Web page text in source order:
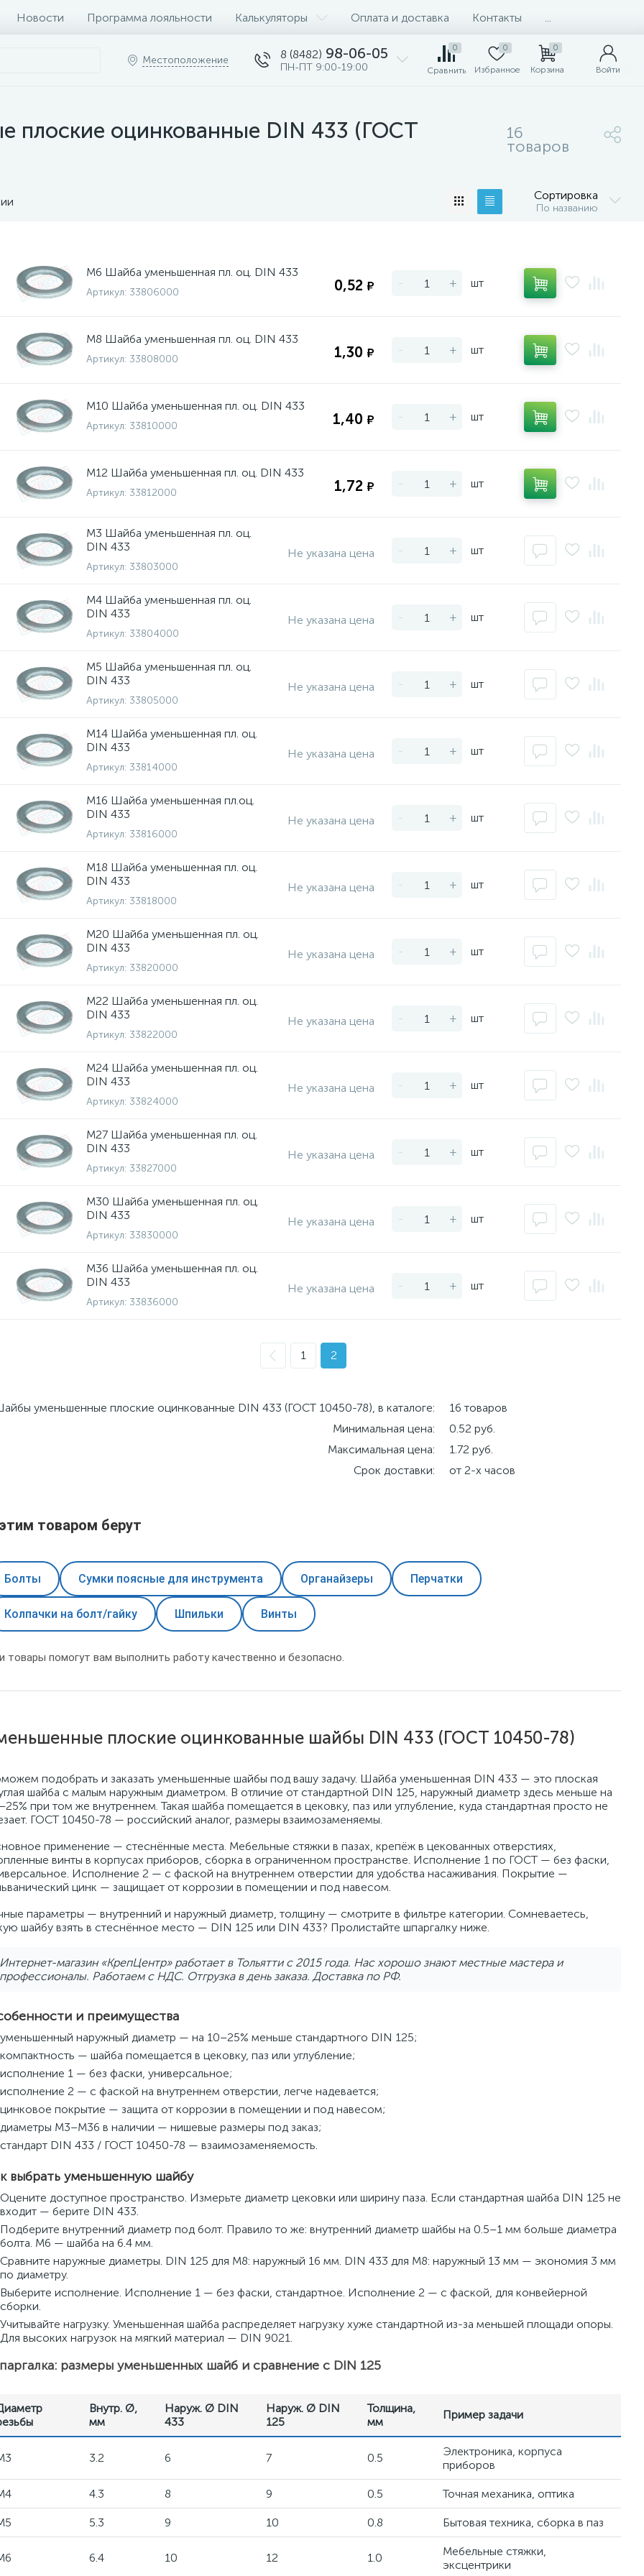
Новости Программа лояльности Калькуляторы Оплата и доставка Контакты
Местоположение 8 (8482) 98-06-05
ПН-ПТ 9:00-19:00
0
Сравнить
0
Избранное
0
Корзина Войти
плоские оцинкованные DIN 433 (ГОСТ 16
товаров
Сортировка
По названию
М6 Шайба уменьшенная пл. оц. DIN 433
Артикул: 33806000 0,52 ₽ - + шт
М8 Шайба уменьшенная пл. оц. DIN 433
Артикул: 33808000 1,30 ₽ - + шт
М10 Шайба уменьшенная пл. оц. DIN 433
Артикул: 33810000 1,40 ₽ - + шт
М12 Шайба уменьшенная пл. оц. DIN 433
Артикул: 33812000 1,72 ₽ - + шт
М3 Шайба уменьшенная пл. оц.
DIN 433
Артикул: 33803000
Не указана цена - + шт
М4 Шайба уменьшенная пл. оц.
DIN 433
Артикул: 33804000
Не указана цена - + шт
М5 Шайба уменьшенная пл. оц.
DIN 433
Артикул: 33805000
Не указана цена - + шт
М14 Шайба уменьшенная пл. оц.
DIN 433
Артикул: 33814000
Не указана цена - + шт
М16 Шайба уменьшенная пл.оц.
DIN 433
Артикул: 33816000
Не указана цена - + шт
М18 Шайба уменьшенная пл. оц.
DIN 433
Артикул: 33818000
Не указана цена - + шт
М20 Шайба уменьшенная пл. оц.
DIN 433
Артикул: 33820000
Не указана цена - + шт
М22 Шайба уменьшенная пл. оц.
DIN 433
Артикул: 33822000
Не указана цена - + шт
М24 Шайба уменьшенная пл. оц.
DIN 433
Артикул: 33824000
Не указана цена - + шт
М27 Шайба уменьшенная пл. оц.
DIN 433
Артикул: 33827000
Не указана цена - + шт
М30 Шайба уменьшенная пл. оц.
DIN 433
Артикул: 33830000
Не указана цена - + шт
М36 Шайба уменьшенная пл. оц.
DIN 433
Артикул: 33836000
Не указана цена - + шт
1 2
уменьшенные плоские оцинкованные DIN 433 (ГОСТ 10450-78), в каталоге:
16 товаров
Минимальная цена:
0.52 руб.
Максимальная цена:
1.72 руб.
Срок доставки:
от 2-х часов
товаром берут
Болты Сумки поясные для инструмента Органайзеры Перчатки
Колпачки на болт/гайку Шпильки Винты
товары помогут вам выполнить работу качественно и безопасно.
плоские оцинкованные шайбы DIN 433 (ГОСТ 10450-78)
подобрать и заказать уменьшенные шайбы под вашу задачу. Шайба уменьшенная DIN 433 — это плоская
шайба с малым наружным диаметром. В отличие от стандартной DIN 125, наружный диаметр здесь меньше на
при том же внутреннем. Такая шайба помещается в цековку, паз или углубление, куда стандартная просто не
ГОСТ 10450-78 — российский аналог, размеры взаимозаменяемы.
применение — стеснённые места. Мебельные стяжки в пазах, крепёж в цекованных отверстиях,
винты в корпусах приборов, сборка в ограниченном пространстве. Исполнение 1 по ГОСТ — без фаски,
Исполнение 2 — с фаской на внутреннем отверстии для удобства насаживания. Покрытие —
цинк — защищает от коррозии в помещении и под навесом.
параметры — внутренний и наружный диаметр, толщину — смотрите в фильтре категории. Сомневаетесь,
шайбу взять в стеснённое место — DIN 125 или DIN 433? Пролистайте шпаргалку ниже.
Интернет-магазин «КрепЦентр» работает в Тольятти с 2015 года. Нас хорошо знают местные мастера и
профессионалы. Работаем с НДС. Отгрузка в день заказа. Доставка по РФ.
и преимущества
уменьшенный наружный диаметр — на 10–25% меньше стандартного DIN 125;
компактность — шайба помещается в цековку, паз или углубление;
исполнение 1 — без фаски, универсальное;
исполнение 2 — с фаской на внутреннем отверстии, легче надевается;
цинковое покрытие — защита от коррозии в помещении и под навесом;
диаметры M3–M36 в наличии — нишевые размеры под заказ;
стандарт DIN 433 / ГОСТ 10450-78 — взаимозаменяемость.
выбрать уменьшенную шайбу
Оцените доступное пространство. Измерьте диаметр цековки или ширину паза. Если стандартная шайба DIN 125 не
входит — берите DIN 433.
Подберите внутренний диаметр под болт. Правило то же: внутренний диаметр шайбы на 0.5–1 мм больше диаметра
болта. M6 — шайба на 6.4 мм.
Сравните наружные диаметры. DIN 125 для M8: наружный 16 мм. DIN 433 для M8: наружный 13 мм — экономия 3 мм
по диаметру.
Выберите исполнение. Исполнение 1 — без фаски, стандартное. Исполнение 2 — с фаской, для конвейерной
сборки.
Учитывайте нагрузку. Уменьшенная шайба распределяет нагрузку хуже стандартной из-за меньшей площади опоры.
Для высоких нагрузок на мягкий материал — DIN 9021.
размеры уменьшенных шайб и сравнение с DIN 125
Внутр. Ø,
мм
Наруж. Ø DIN
433
Наруж. Ø DIN
125
Толщина,
мм
Пример задачи
3.2 6 7 0.5
Электроника, корпуса
приборов
4.3 8 9 0.5 Точная механика, оптика
5.3 9 10 0.8 Бытовая техника, сборка в паз
6.4 10 12 1.0
Мебельные стяжки,
эксцентрики